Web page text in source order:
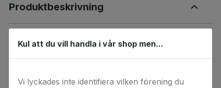
Produktbeskrivning
Österåkers Golfklubb ger er nu en unik möjlighet att
spela Öster by Stenson. Henrik Stensons första
Kul att du vill handla i vår shop men...
Vi lyckades inte identifiera vilken förening du